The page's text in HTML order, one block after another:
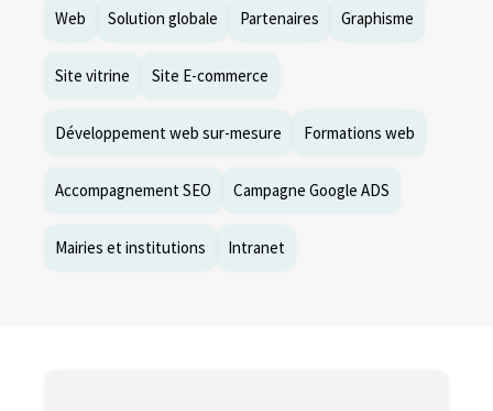
Web Solution globale Partenaires Graphisme
Site vitrine Site E-commerce
Développement web sur-mesure Formations web
Accompagnement SEO Campagne Google ADS
Mairies et institutions Intranet